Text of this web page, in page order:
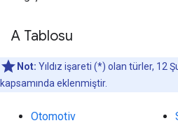
A Tablosu
Not: Yıldız işareti (*) olan türler, 12
kapsamında eklenmiştir.
Otomotiv